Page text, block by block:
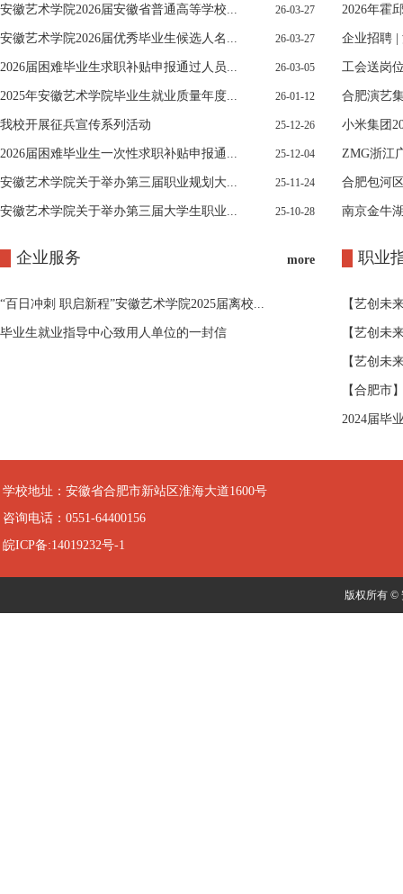
安徽艺术学院2026届安徽省普通高等学校... 26-03-27
安徽艺术学院2026届优秀毕业生候选人名... 26-03-27
2026届困难毕业生求职补贴申报通过人员... 26-03-05
2025年安徽艺术学院毕业生就业质量年度... 26-01-12
我校开展征兵宣传系列活动 25-12-26
2026届困难毕业生一次性求职补贴申报通... 25-12-04
安徽艺术学院关于举办第三届职业规划大... 25-11-24
安徽艺术学院关于举办第三届大学生职业... 25-10-28
2026年霍
企业招聘 |
工会送岗
合肥演艺
小米集团
ZMG浙江
合肥包河
南京金牛
企业服务 more
“百日冲刺 职启新程”安徽艺术学院2025届离校...
毕业生就业指导中心致用人单位的一封信
职业
【艺创未
【艺创未
【艺创未
【合肥市
2024届毕
学校地址：安徽省合肥市新站区淮海大道1600号
咨询电话：0551-64400156
皖ICP备:14019232号-1
版权所有 ©️